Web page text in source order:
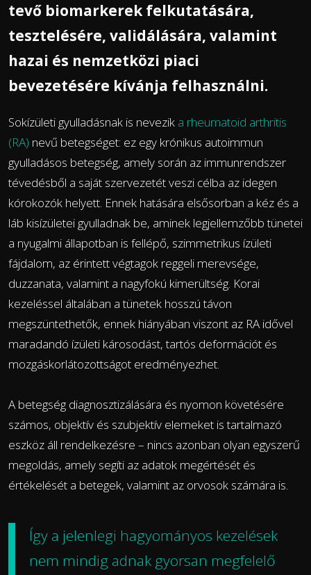
tevő biomarkerek felkutatására,
tesztelésére, validálására, valamint
hazai és nemzetközi piaci
bevezetésére kívánja felhasználni.
Sokízületi gyulladásnak is nevezik a rheumatoid arthritis
(RA) nevű betegséget: ez egy krónikus autoimmun
gyulladásos betegség, amely során az immunrendszer
tévedésből a saját szervezetét veszi célba az idegen
kórokozók helyett. Ennek hatására elsősorban a kéz és a
láb kisízületei gyulladnak be, aminek legjellemzőbb tünetei
a nyugalmi állapotban is fellépő, szimmetrikus ízületi
fájdalom, az érintett végtagok reggeli merevsége,
duzzanata, valamint a nagyfokú kimerültség. Korai
kezeléssel általában a tünetek hosszú távon
megszüntethetők, ennek hiányában viszont az RA idővel
maradandó ízületi károsodást, tartós deformációt és
mozgáskorlátozottságot eredményezhet.
A betegség diagnosztizálására és nyomon követésére
számos, objektív és szubjektív elemeket is tartalmazó
eszköz áll rendelkezésre – nincs azonban olyan egyszerű
megoldás, amely segíti az adatok megértését és
értékelését a betegek, valamint az orvosok számára is.
Így a jelenlegi hagyományos kezelések
nem mindig adnak gyorsan megfelelő